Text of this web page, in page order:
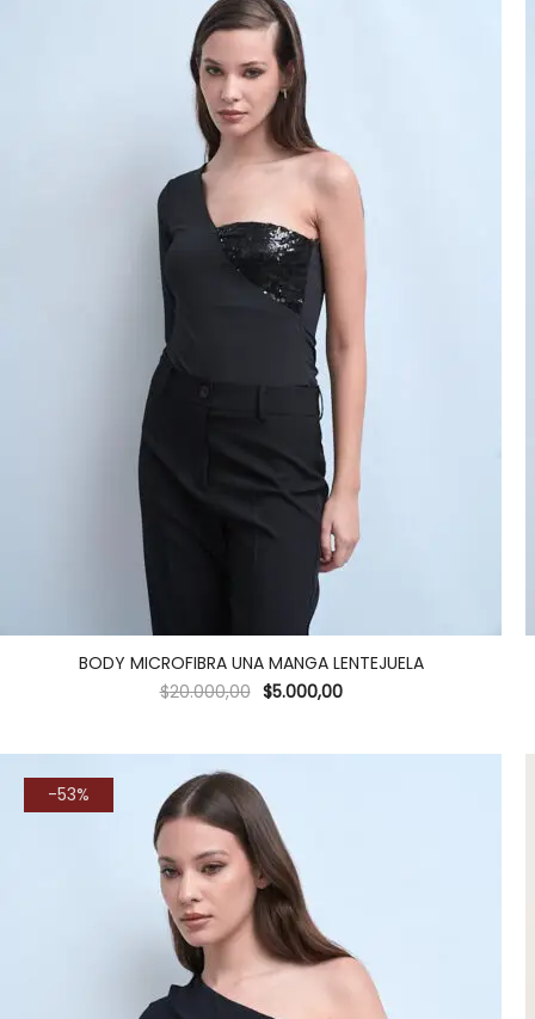
BODY MICROFIBRA UNA MANGA LENTEJUELA
$20.000,00 $5.000,00
-53%